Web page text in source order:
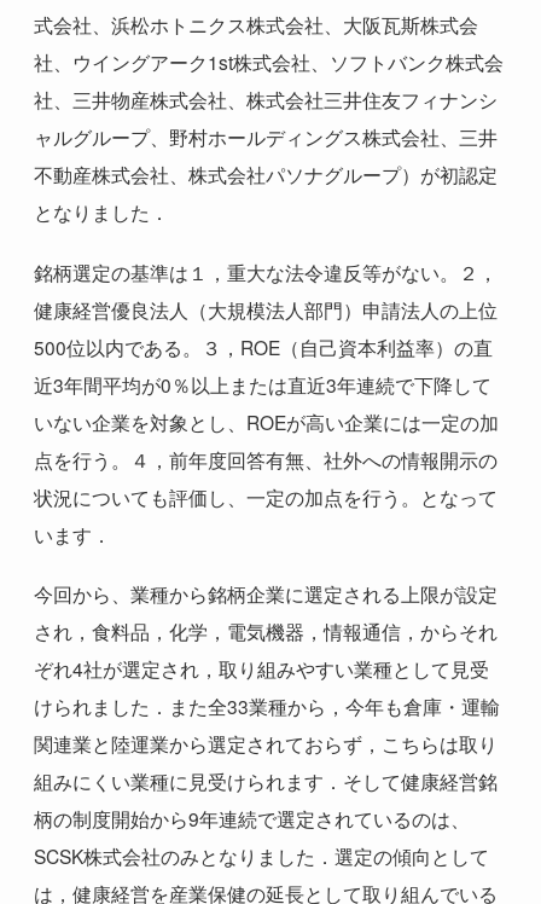
式会社、浜松ホトニクス株式会社、大阪瓦斯株式会
社、ウイングアーク1st株式会社、ソフトバンク株式会
社、三井物産株式会社、株式会社三井住友フィナンシ
ャルグループ、野村ホールディングス株式会社、三井
不動産株式会社、株式会社パソナグループ）が初認定
となりました．
銘柄選定の基準は１，重大な法令違反等がない。２，
健康経営優良法人（大規模法人部門）申請法人の上位
500位以内である。３， ROE（自己資本利益率）の直
近3年間平均が0％以上または直近3年連続で下降して
いない企業を対象とし、 ROEが高い企業には一定の加
点を行う。４，前年度回答有無、社外への情報開示の
状況についても評価し、一定の加点を行う。となって
います．
今回から、業種から銘柄企業に選定される上限が設定
され，食料品，化学，電気機器，情報通信，からそれ
ぞれ4社が選定され，取り組みやすい業種として見受
けられました．また全33業種から，今年も倉庫・運輸
関連業と陸運業から選定されておらず，こちらは取り
組みにくい業種に見受けられます．そして健康経営銘
柄の制度開始から9年連続で選定されているのは、
SCSK株式会社のみとなりました．選定の傾向として
は，健康経営を産業保健の延長として取り組んでいる